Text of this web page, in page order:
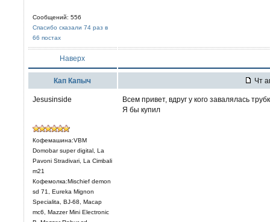
Сообщений: 556
Спасибо сказали 74 раз в
66 постах
Наверх
Кап Капыч Чт
Jesusinside
Кофемашина:VBM
Domobar super digital, La
Pavoni Stradivari, La Cimbali
m21
Кофемолка:Mischief demon
sd 71, Eureka Mignon
Specialita, BJ-68, Macap
mc6, Mazzer Mini Electronic
Всем привет, вдруг у кого завалялась
Я бы купил